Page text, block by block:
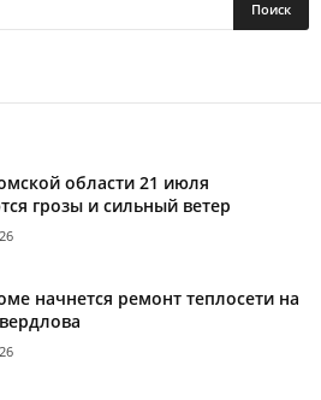
области 21 июля
грозы и сильный ветер
начнется ремонт теплосети на